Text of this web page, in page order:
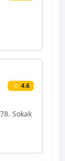
⭐ 4.6
Sokak